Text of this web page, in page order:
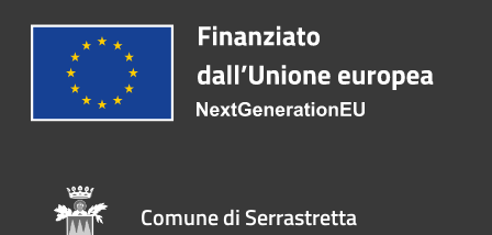
Comune di Serrastretta